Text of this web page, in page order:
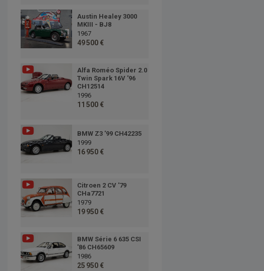
Austin Healey 3000
MKIII - BJ8
1967
49 500 €
Alfa Roméo Spider 2.0
Twin Spark 16V '96
CH12514
1996
11 500 €
BMW Z3 '99 CH42235
1999
16 950 €
Citroen 2 CV '79
CHa7721
1979
19 950 €
BMW Série 6 635 CSI
'86 CH65609
1986
25 950 €